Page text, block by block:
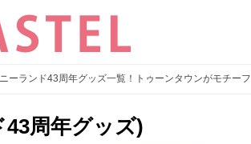
ーランド43周年グッズ一覧！トゥーンタウンがモチーフ
周年グッズ)